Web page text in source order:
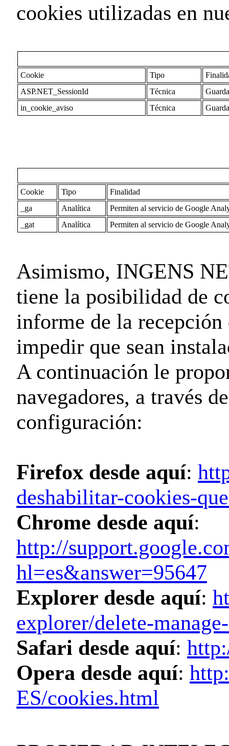
cookies utilizadas en
Cookie Tipo
ASP.NET_SessionId
Técnica
in_cookie_aviso
Técnica
Cookie Tipo
Finalidad
_ga
Analítica
Permiten al servicio de Google
_gat
Analítica Permiten al servicio de Google
Asimismo, INGENS
tiene la posibilidad de
informe de la recepción
impedir que sean
A continuación le
navegadores, a través
configuración:
Firefox desde aquí:
deshabilitar-cookies-
Chrome desde aquí:
http://
hl=es&answer=95647
Explorer desde aquí:
explorer/delete-
Safari desde aquí:
Opera desde aquí:
ES/cookies.html